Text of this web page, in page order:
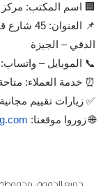
🏢 اسم المكتب: مركز
📌
الدقي – الجيزة
📞 الموبايل –
⏰ خدمة العملاء: متاحة 24 ساعة
✅ زيارات تقييم
🌐 زوروا موقعنا: